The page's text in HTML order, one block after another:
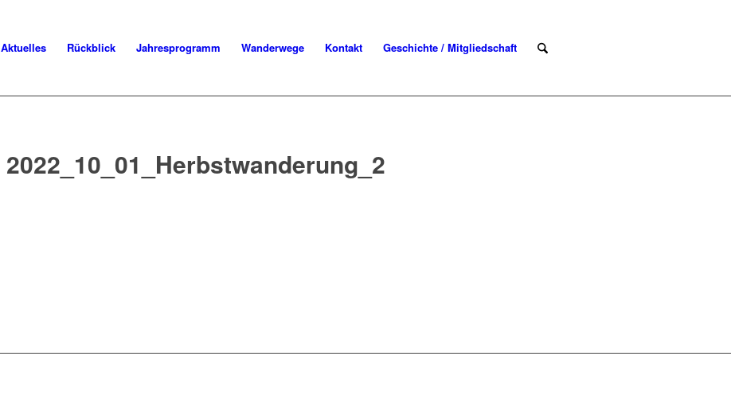
Aktuelles Rückblick Jahresprogramm Wanderwege Kontakt Geschichte / Mitgliedschaft
2022_10_01_Herbstwanderung_2